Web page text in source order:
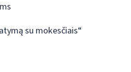
su mokesčiais“